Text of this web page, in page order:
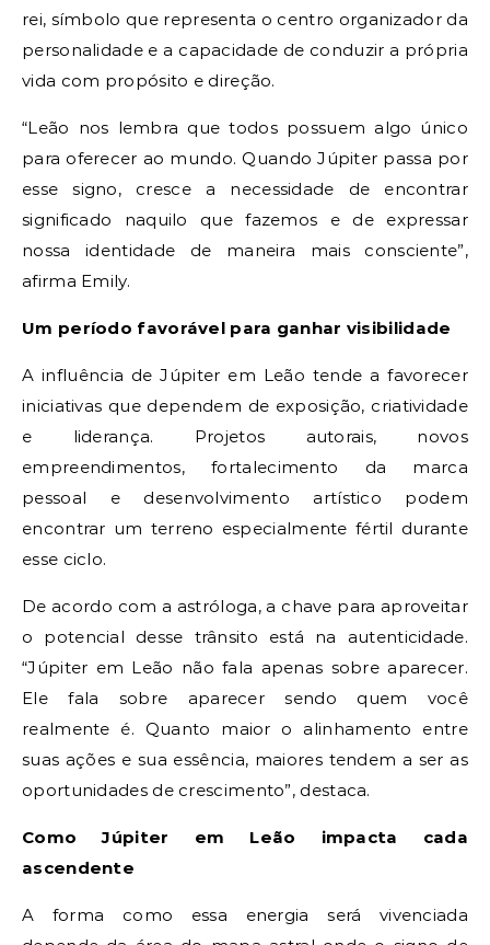
rei, símbolo que representa o centro organizador da
personalidade e a capacidade de conduzir a própria
vida com propósito e direção.
“Leão nos lembra que todos possuem algo único
para oferecer ao mundo. Quando Júpiter passa por
esse signo, cresce a necessidade de encontrar
significado naquilo que fazemos e de expressar
nossa identidade de maneira mais consciente”,
afirma Emily.
Um período favorável para ganhar visibilidade
A influência de Júpiter em Leão tende a favorecer
iniciativas que dependem de exposição, criatividade
e liderança. Projetos autorais, novos
empreendimentos, fortalecimento da marca
pessoal e desenvolvimento artístico podem
encontrar um terreno especialmente fértil durante
esse ciclo.
De acordo com a astróloga, a chave para aproveitar
o potencial desse trânsito está na autenticidade.
“Júpiter em Leão não fala apenas sobre aparecer.
Ele fala sobre aparecer sendo quem você
realmente é. Quanto maior o alinhamento entre
suas ações e sua essência, maiores tendem a ser as
oportunidades de crescimento”, destaca.
Como Júpiter em Leão impacta cada
ascendente
A forma como essa energia será vivenciada